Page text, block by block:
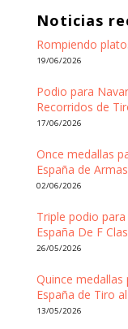
Noticias
Rompiendo
19/06/2026
Podio para
Recorridos de
17/06/2026
Once medallas
España de
02/06/2026
Triple podio
España De F
26/05/2026
Quince
España de Tiro
13/05/2026